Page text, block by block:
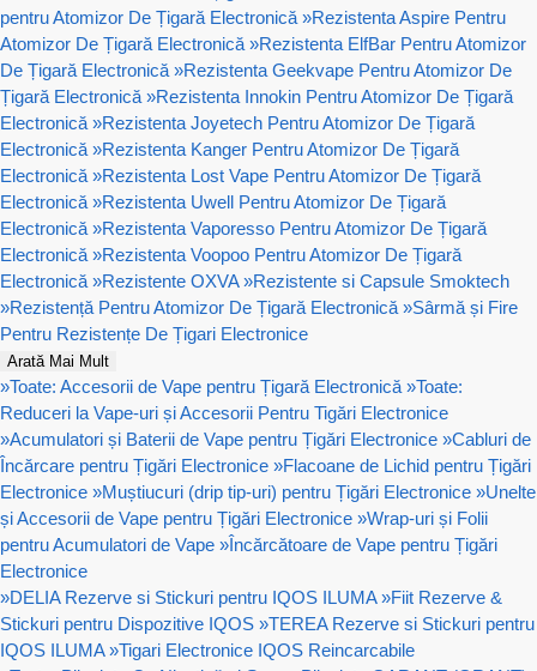
pentru Atomizor De Țigară Electronică »Rezistenta Aspire Pentru
Atomizor De Țigară Electronică »Rezistenta ElfBar Pentru Atomizor
De Țigară Electronică »Rezistenta Geekvape Pentru Atomizor De
Țigară Electronică »Rezistenta Innokin Pentru Atomizor De Țigară
Electronică »Rezistenta Joyetech Pentru Atomizor De Țigară
Electronică »Rezistenta Kanger Pentru Atomizor De Țigară
Electronică »Rezistenta Lost Vape Pentru Atomizor De Țigară
Electronică »Rezistenta Uwell Pentru Atomizor De Țigară
Electronică »Rezistenta Vaporesso Pentru Atomizor De Țigară
Electronică »Rezistenta Voopoo Pentru Atomizor De Țigară
Electronică »Rezistente OXVA »Rezistente si Capsule Smoktech
»Rezistență Pentru Atomizor De Țigară Electronică »Sârmă și Fire
Pentru Rezistențe De Țigari Electronice
Arată Mai Mult
»Toate: Accesorii de Vape pentru Țigară Electronică »Toate:
Reduceri la Vape-uri și Accesorii Pentru Tigări Electronice
»Acumulatori și Baterii de Vape pentru Țigări Electronice »Cabluri de
Încărcare pentru Țigări Electronice »Flacoane de Lichid pentru Țigări
Electronice »Muștiucuri (drip tip-uri) pentru Țigări Electronice »Unelte
și Accesorii de Vape pentru Țigări Electronice »Wrap-uri și Folii
pentru Acumulatori de Vape »Încărcătoare de Vape pentru Țigări
Electronice
»DELIA Rezerve si Stickuri pentru IQOS ILUMA »Fiit Rezerve &
Stickuri pentru Dispozitive IQOS »TEREA Rezerve si Stickuri pentru
IQOS ILUMA »Tigari Electronice IQOS Reincarcabile